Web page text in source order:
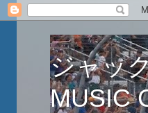
ジャッ
MUSIC